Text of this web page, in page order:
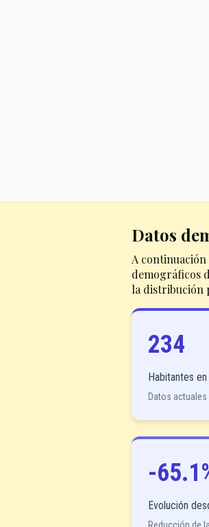
Datos
A
demográficos
la distribución
234
Habitantes
Datos actuales
-
Evolución